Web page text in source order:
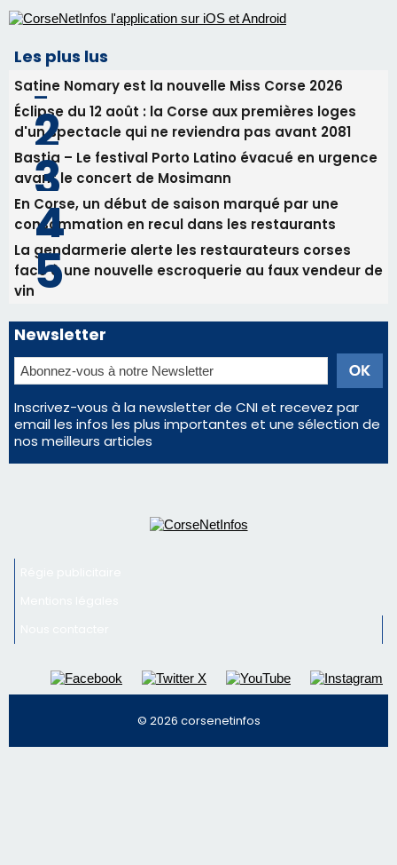
Les plus lus
Satine Nomary est la nouvelle Miss Corse 2026
Éclipse du 12 août : la Corse aux premières loges
d'un spectacle qui ne reviendra pas avant 2081
Bastia – Le festival Porto Latino évacué en urgence
avant le concert de Mosimann
En Corse, un début de saison marqué par une
consommation en recul dans les restaurants
La gendarmerie alerte les restaurateurs corses
face à une nouvelle escroquerie au faux vendeur de
vin
Newsletter
Inscrivez-vous à la newsletter de CNI et recevez par
email les infos les plus importantes et une sélection de
nos meilleurs articles
© 2026 corsenetinfos